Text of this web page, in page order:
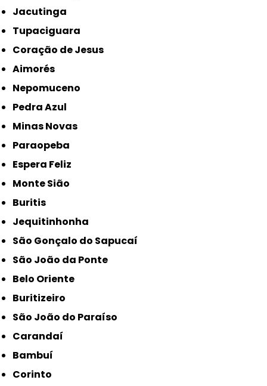
Jacutinga
Tupaciguara
Coração de Jesus
Aimorés
Nepomuceno
Pedra Azul
Minas Novas
Paraopeba
Espera Feliz
Monte Sião
Buritis
Jequitinhonha
São Gonçalo do Sapucaí
São João da Ponte
Belo Oriente
Buritizeiro
São João do Paraíso
Carandaí
Bambuí
Corinto